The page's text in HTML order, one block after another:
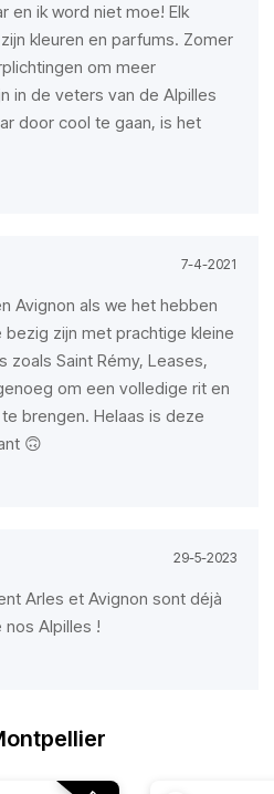
en ik word niet moe! Elk
kleuren en parfums. Zomer
om meer
in de veters van de Alpilles
door cool te gaan, is het
7-4-2021
Avignon als we het hebben
bezig zijn met prachtige kleine
zoals Saint Rémy, Leases,
om een ​​volledige rit en
brengen. Helaas is deze
🙃
29-5-2023
Arles et Avignon sont déjà
nos Alpilles !